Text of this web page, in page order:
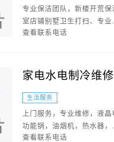
专业保洁团队，新楼开荒
室店铺别墅卫生打扫、专业
查看联系电话
家电水电制冷维修
生活服务
上门服务，专业维修，液
功能锅，油烟机，热水器，
查看联系电话